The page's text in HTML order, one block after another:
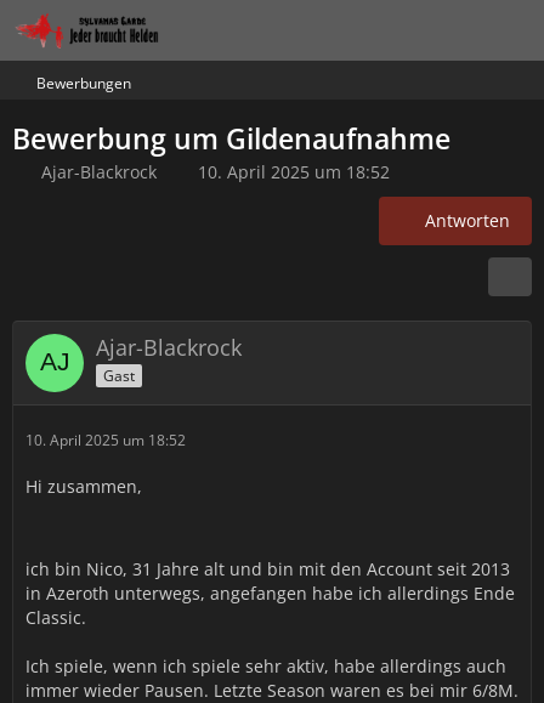
Bewerbungen
Bewerbung um Gildenaufnahme
Ajar-Blackrock 10. April 2025 um 18:52
Antworten
Ajar-Blackrock
Gast
10. April 2025 um 18:52
Hi zusammen,
ich bin Nico, 31 Jahre alt und bin mit den Account seit 2013
in Azeroth unterwegs, angefangen habe ich allerdings Ende
Classic.
Ich spiele, wenn ich spiele sehr aktiv, habe allerdings auch
immer wieder Pausen. Letzte Season waren es bei mir 6/8M.